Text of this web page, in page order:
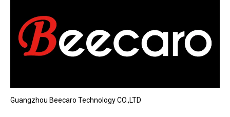
Guangzhou Beecaro Technology CO.,LTD